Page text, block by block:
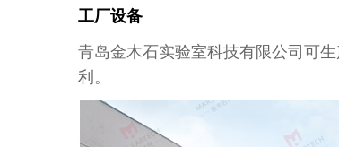
工厂设备
青岛金木石实验室科技有限公司可
利。